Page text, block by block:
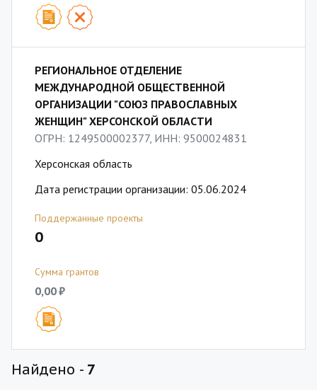
РЕГИОНАЛЬНОЕ ОТДЕЛЕНИЕ
МЕЖДУНАРОДНОЙ ОБЩЕСТВЕННОЙ
ОРГАНИЗАЦИИ "СОЮЗ ПРАВОСЛАВНЫХ
ЖЕНЩИН" ХЕРСОНСКОЙ ОБЛАСТИ
ОГРН: 1249500002377, ИНН: 9500024831
Херсонская область
Дата регистрации организации: 05.06.2024
Поддержанные проекты
0
Сумма грантов
0,00 ₽
Найдено - 7